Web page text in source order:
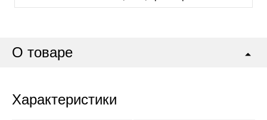
О товаре
Характеристики